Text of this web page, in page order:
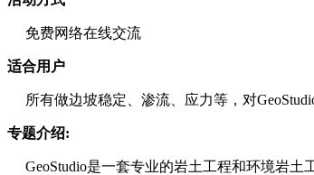
免费网络在线交流
适合用户
所有做边坡稳定、渗流、应力等，对
专题介绍:
GeoStudio是一套专业的岩土工程和环境岩土